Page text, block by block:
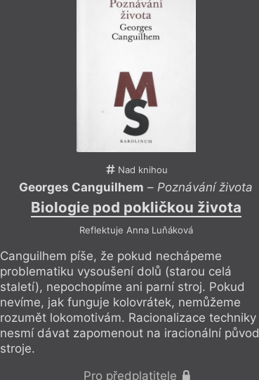
Nad knihou
Georges Canguilhem – Poznávání života
Biologie pod pokličkou života
Reflektuje Anna Luňáková
Canguilhem píše, že pokud nechápeme
problematiku vysoušení dolů (starou celá
staletí), nepochopíme ani parní stroj. Pokud
nevíme, jak funguje kolovrátek, nemůžeme
rozumět lokomotivám. Racionalizace techniky
nesmí dávat zapomenout na iracionální původ
stroje.
Pro předplatitele